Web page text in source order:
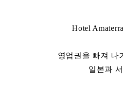
Hotel
영업권을 빠져 나
일본과